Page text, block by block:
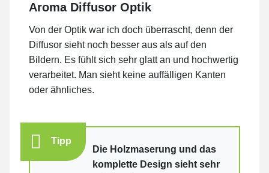
Aroma Diffusor Optik
Von der Optik war ich doch überrascht, denn der
Diffusor sieht noch besser aus als auf den
Bildern. Es fühlt sich sehr glatt an und hochwertig
verarbeitet. Man sieht keine auffälligen Kanten
oder ähnliches.
Tipp
Die Holzmaserung und das
komplette Design sieht sehr